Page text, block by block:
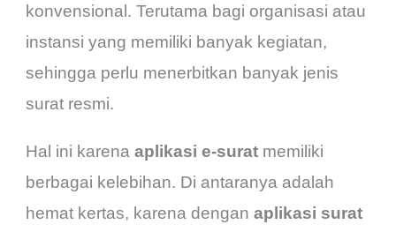
konvensional. Terutama bagi organisasi atau
instansi yang memiliki banyak kegiatan,
sehingga perlu menerbitkan banyak jenis
surat resmi.
Hal ini karenaaplikasi e-surat memiliki
berbagai kelebihan. Di antaranya adalah
hemat kertas, karena denganaplikasi surat